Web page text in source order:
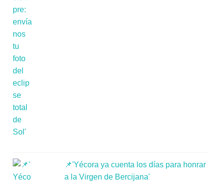
📌'Yécora ya cuenta los días para honrar
a la Virgen de Bercijana'